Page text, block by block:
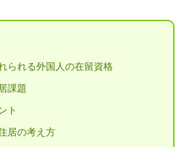
られる外国人の在留資格
課題
ト
居の考え方